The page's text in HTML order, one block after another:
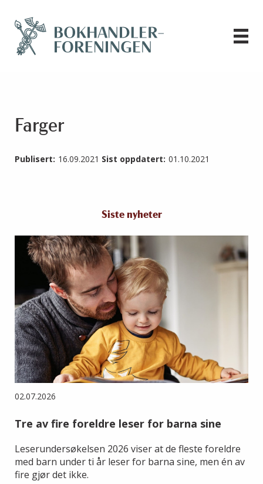
Farger
Publisert: 16.09.2021 Sist oppdatert: 01.10.2021
Siste nyheter
02.07.2026
Tre av fire foreldre leser for barna sine
Leserundersøkelsen 2026 viser at de fleste foreldre
med barn under ti år leser for barna sine, men én av
fire gjør det ikke.